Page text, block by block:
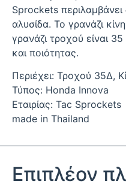
Sprockets περιλαμβάνει
αλυσίδα. Το γρανάζι
γρανάζι τροχού είναι
και ποιότητας.
Περιέχει: Τροχού 35Δ,
Τύπος: Honda Innova
Εταιρίας: Tac Sprockets
made in Thailand
Επιπλέον